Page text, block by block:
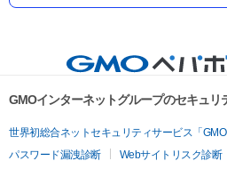
GMOインターネットグループのセキュリ
世界初総合ネットセキュリティサービス「GMO
パスワード漏洩診断
Webサイトリスク診断